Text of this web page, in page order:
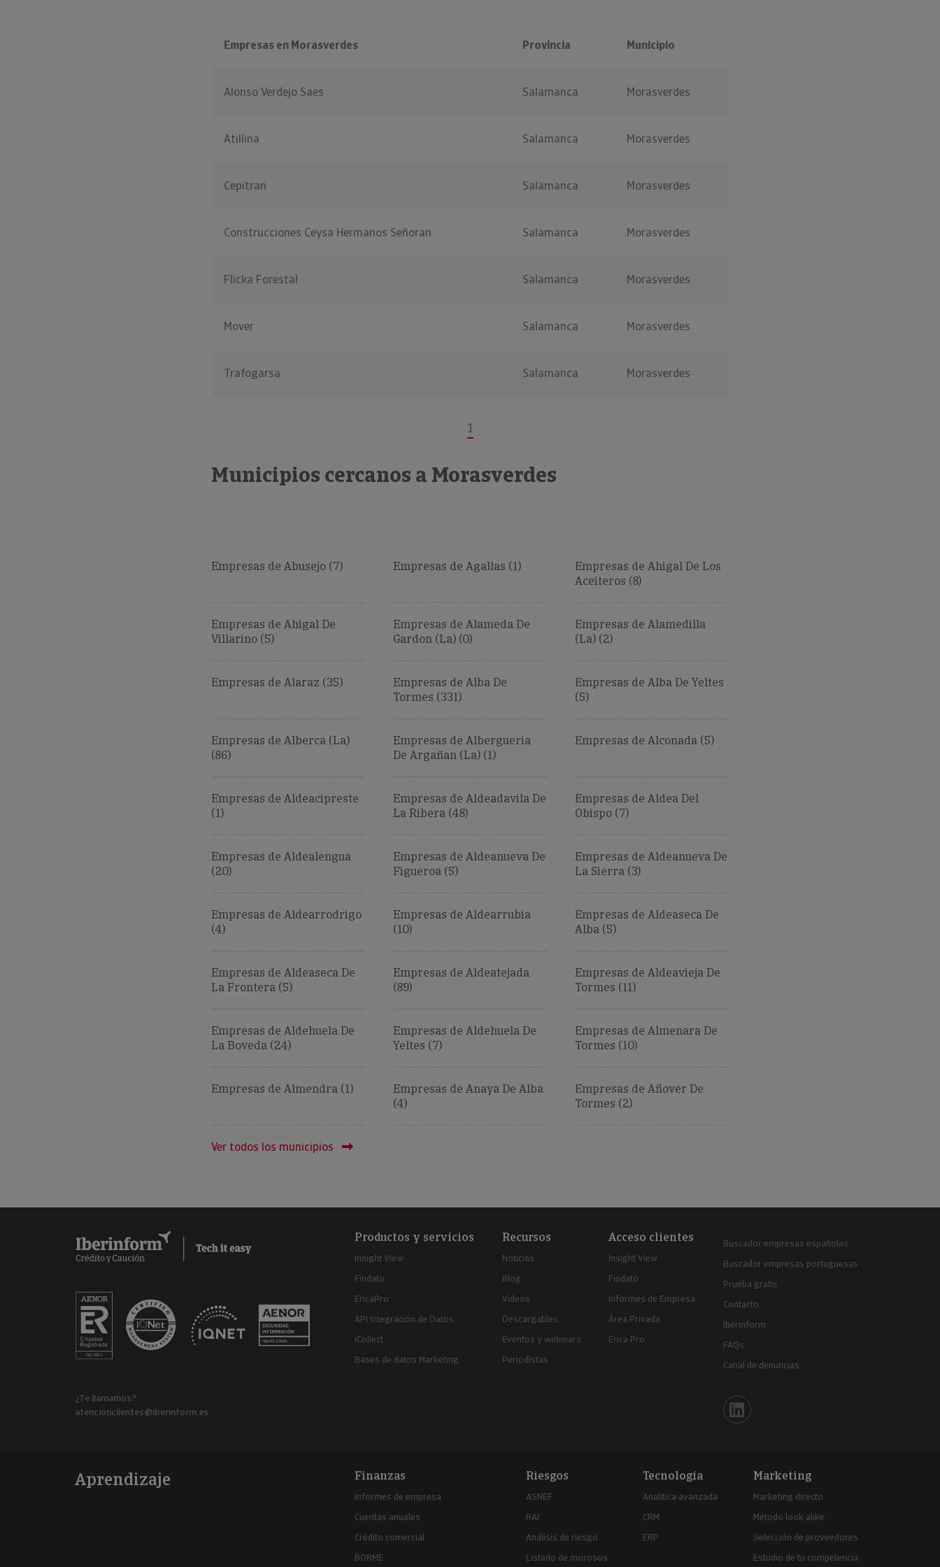
Empresas en Morasverdes Provincia Municipio
Alonso Verdejo Saes Salamanca Morasverdes
Atillina Salamanca Morasverdes
Cepitran Salamanca Morasverdes
Construcciones Ceysa Hermanos Señoran Salamanca Morasverdes
Flicka Forestal Salamanca Morasverdes
Mover Salamanca Morasverdes
Trafogarsa Salamanca Morasverdes
1
Municipios cercanos a Morasverdes
Empresas de Abusejo (7) Empresas de Agallas (1)
Empresas de Ahigal De Los
Aceiteros (8)
Empresas de Ahigal De
Villarino (5)
Empresas de Alameda De
Gardon (La) (0)
Empresas de Alamedilla
(La) (2)
Empresas de Alaraz (35)
Empresas de Alba De
Tormes (331)
Empresas de Alba De Yeltes
(5)
Empresas de Alberca (La)
(86)
Empresas de Albergueria
De Argañan (La) (1)
Empresas de Alconada (5)
Empresas de Aldeacipreste
(1)
Empresas de Aldeadavila De
La Ribera (48)
Empresas de Aldea Del
Obispo (7)
Empresas de Aldealengua
(20)
Empresas de Aldeanueva De
Figueroa (5)
Empresas de Aldeanueva De
La Sierra (3)
Empresas de Aldearrodrigo
(4)
Empresas de Aldearrubia
(10)
Empresas de Aldeaseca De
Alba (5)
Empresas de Aldeaseca De
La Frontera (5)
Empresas de Aldeatejada
(89)
Empresas de Aldeavieja De
Tormes (11)
Empresas de Aldehuela De
La Boveda (24)
Empresas de Aldehuela De
Yeltes (7)
Empresas de Almenara De
Tormes (10)
Empresas de Almendra (1)
Empresas de Anaya De Alba
(4)
Empresas de Añover De
Tormes (2)
Ver todos los municipios
¿Te llamamos?
atencionclientes@iberinform.es
Productos y servicios
Insight View
Findato
EricaPro
API Integración de Datos
iCollect
Bases de datos Marketing
Recursos
Noticias
Blog
Vídeos
Descargables
Eventos y webinars
Periodistas
Acceso clientes
Insight View
Findato
Informes de Empresa
Área Privada
Erica Pro
Buscador empresas españolas
Buscador empresas portuguesas
Prueba gratis
Contacto
Iberinform
FAQs
Canal de denuncias
Iberinform en Linkedin
Aprendizaje Finanzas
Informes de empresa
Cuentas anuales
Crédito comercial
BORME
Riesgos
ASNEF
RAI
Análisis de riesgo
Listado de morosos
Tecnología
Analítica avanzada
CRM
ERP
Marketing
Marketing directo
Método look alike
Selección de proveedores
Estudio de tu competencia